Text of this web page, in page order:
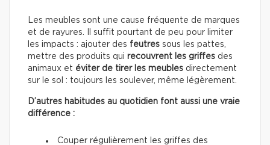
Les meubles sont une cause fréquente de marques
et de rayures. Il suffit pourtant de peu pour limiter
les impacts : ajouter des feutres sous les pattes,
mettre des produits qui recouvrent les griffes des
animaux et éviter de tirer les meubles directement
sur le sol : toujours les soulever, même légèrement.
D’autres habitudes au quotidien font aussi une vraie
différence :
Couper régulièrement les griffes des